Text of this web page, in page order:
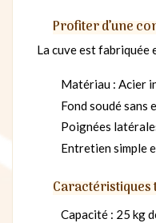
Profiter d’une
La cuve est
Matériau : Acier
Fond soudé sans
Poignées
Entretien simple
Caractéristiques
Capacité : 25 kg